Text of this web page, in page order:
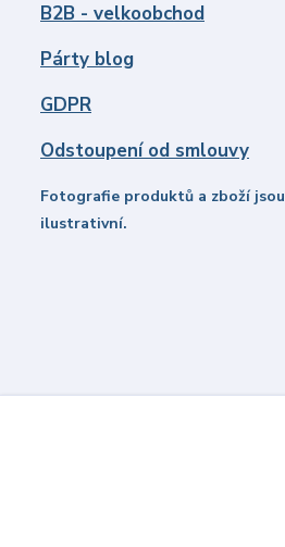
B2B - velkoobchod
Párty blog
GDPR
Odstoupení od smlouvy
Fotografie produktů a zboží jsou
ilustrativní.